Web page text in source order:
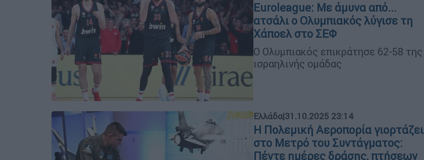
Euroleague: Με άμυνα από...
ατσάλι ο Ολυμπιακός λύγισε τη
Χάποελ στο ΣΕΦ
Ο Ολυμπιακός επικράτησε 62-58 της
ισραηλινής ομάδας
Ελλάδα|31.10.2025 23:14
Η Πολεμική Αεροπορία γιορτάζει
στο Μετρό του Συντάγματος:
Πέντε ημέρες δράσης, πτήσεων